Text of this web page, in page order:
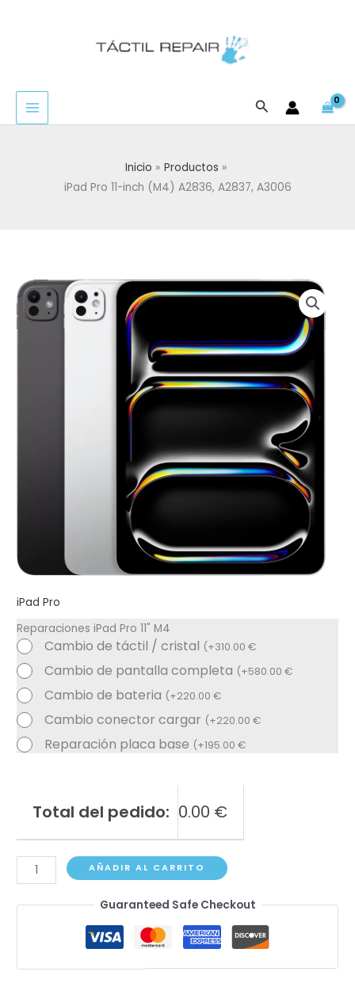
Buscar
Inicio
Productos
iPad Pro 11-inch (M4) A2836, A2837, A3006
iPad Pro
Reparaciones iPad Pro 11" M4
Cambio de táctil / cristal (+310.00€
Cambio de pantalla completa (+580.00€
Cambio de bateria (+220.00€
Cambio conector cargar (+220.00€
Reparación placa base (+195.00€
Total del pedido: 0.00 €
iPad
Pro
11-
A2836,
AÑADIR AL CARRITO
Guaranteed Safe Checkout